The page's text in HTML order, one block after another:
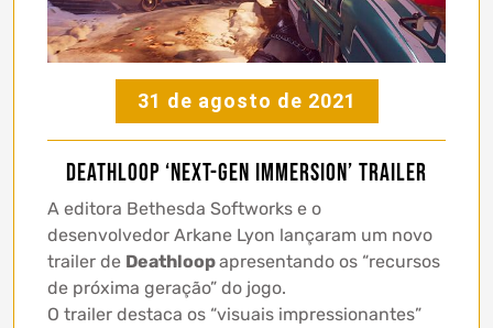
31 de agosto de 2021
Deathloop ‘Next-Gen Immersion’ trailer
A editora Bethesda Softworks e o
desenvolvedor Arkane Lyon lançaram um novo
trailer de Deathloopapresentando os “recursos
de próxima geração” do jogo.
O trailer destaca os “visuais impressionantes”